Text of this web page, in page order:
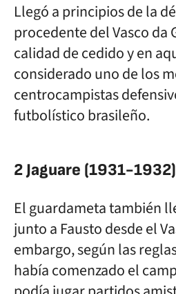
Llegó a principios de la
procedente del Vasco da
calidad de cedido y en
considerado uno de los
centrocampistas
futbolístico brasileño.
2 Jaguare (1931-1932)
El guardameta también
junto a Fausto desde el
embargo, según las
había comenzado el